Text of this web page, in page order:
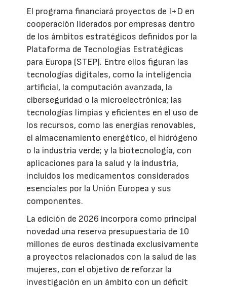
El programa financiará proyectos de I+D en
cooperación liderados por empresas dentro
de los ámbitos estratégicos definidos por la
Plataforma de Tecnologías Estratégicas
para Europa (STEP). Entre ellos figuran las
tecnologías digitales, como la inteligencia
artificial, la computación avanzada, la
ciberseguridad o la microelectrónica; las
tecnologías limpias y eficientes en el uso de
los recursos, como las energías renovables,
el almacenamiento energético, el hidrógeno
o la industria verde; y la biotecnología, con
aplicaciones para la salud y la industria,
incluidos los medicamentos considerados
esenciales por la Unión Europea y sus
componentes.
La edición de 2026 incorpora como principal
novedad una reserva presupuestaria de 10
millones de euros destinada exclusivamente
a proyectos relacionados con la salud de las
mujeres, con el objetivo de reforzar la
investigación en un ámbito con un déficit